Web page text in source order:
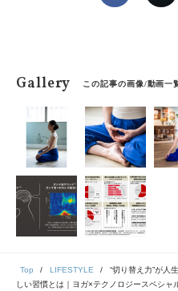
Gallery この記事の画像/動画一
Top LIFESTYLE
“切り替え力”が人
しい習慣とは｜ヨガ×テクノロジースペシャ